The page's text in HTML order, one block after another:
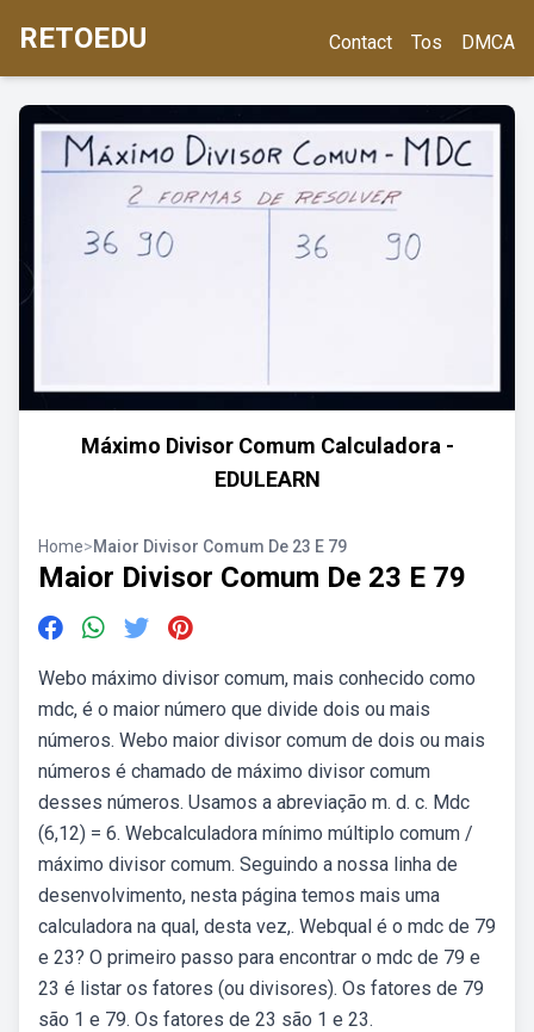
RETOEDU Contact Tos DMCA
Máximo Divisor Comum Calculadora -
EDULEARN
Home>Maior Divisor Comum De 23 E 79
Maior Divisor Comum De 23 E 79
Webo máximo divisor comum, mais conhecido como
mdc, é o maior número que divide dois ou mais
números. Webo maior divisor comum de dois ou mais
números é chamado de máximo divisor comum
desses números. Usamos a abreviação m. d. c. Mdc
(6,12) = 6. Webcalculadora mínimo múltiplo comum /
máximo divisor comum. Seguindo a nossa linha de
desenvolvimento, nesta página temos mais uma
calculadora na qual, desta vez,. Webqual é o mdc de 79
e 23? O primeiro passo para encontrar o mdc de 79 e
23 é listar os fatores (ou divisores). Os fatores de 79
são 1 e 79. Os fatores de 23 são 1 e 23.